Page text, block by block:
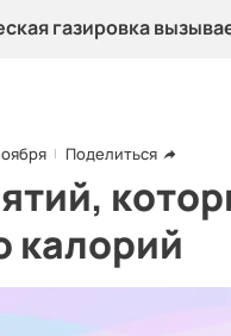
газировка
Поделиться
калорий